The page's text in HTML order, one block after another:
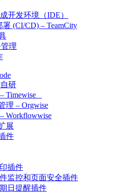
开发环境（IDE）
(CI/CD) – TeamCity
理
研
Timewise
理 – Orgwise
Workflowwise
展
件
插件
监控和页面安全插件
日提醒插件